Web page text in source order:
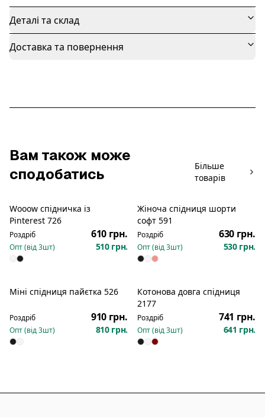
Деталі та склад
Доставка та повернення
Вам також може
сподобатись
Більше
товарів
Новинка
Wooow спідничка із
Pinterest 726
Роздріб 610 грн.
Опт (від3шт) 510 грн.
Жіноча спідниця шорти
софт 591
Роздріб 630 грн.
Опт (від3шт) 530 грн.
Новинка
Міні спідниця пайєтка 526
Роздріб 910 грн.
Опт (від3шт) 810 грн.
Новинка
Котонова довга спідниця
2177
Роздріб 741 грн.
Опт (від3шт) 641 грн.